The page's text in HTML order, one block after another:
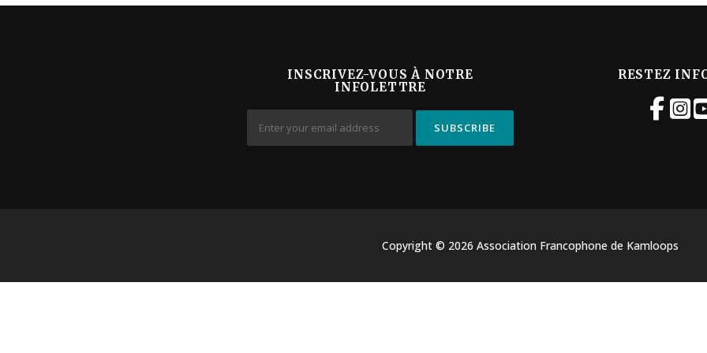
INSCRIVEZ-VOUS À NOTRE
INFOLETTRE
RESTEZ
Copyright © 2026 Association Francophone de Kamloops